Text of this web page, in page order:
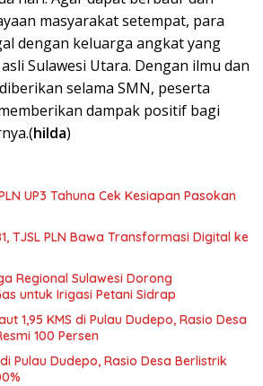
masyarakat setempat, para
dengan keluarga angkat yang
Sulawesi Utara. Dengan ilmu dan
selama SMN, peserta
dampak positif bagi
hilda)
UP3 Tahuna Cek Kesiapan Pasokan
TJSL PLN Bawa Transformasi Digital ke
Regional Sulawesi Dorong
untuk Irigasi Petani Sidrap
1,95 KMS di Pulau Dudepo, Rasio Desa
100 Persen
Pulau Dudepo, Rasio Desa Berlistrik